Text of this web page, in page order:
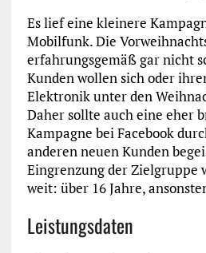
Es lief eine kleinere
Mobilfunk. Die
erfahrungsgemäß gar nicht
Kunden wollen sich oder
Elektronik unter den
Daher sollte auch eine eher
Kampagne bei Facebook
anderen neuen Kunden
Eingrenzung der Zielgruppe
weit: über 16 Jahre,
Leistungsdaten